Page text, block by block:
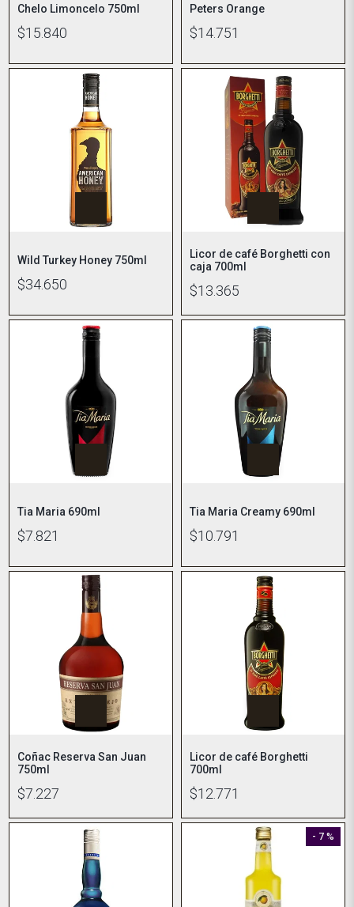
Chelo Limoncelo 750ml
$15.840
Peters Orange
$14.751
Wild Turkey Honey 750ml
$34.650
Licor de café Borghetti con
caja 700ml
$13.365
Tia Maria 690ml
$7.821
Tia Maria Creamy 690ml
$10.791
Coñac Reserva San Juan
750ml
$7.227
Licor de café Borghetti
700ml
$12.771
- 7 %